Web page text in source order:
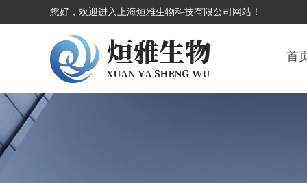
您好，欢迎进入上海烜雅生物科技有限公司网站！
首